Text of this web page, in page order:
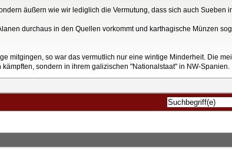
äußern wie wir lediglich die Vermutung, dass sich auch Sueben
durchaus in den Quellen vorkommt und karthagische Münzen
mitgingen, so war das vermutlich nur eine wintige Minderheit. Die
sondern in ihrem galizischen "Nationalstaat" in NW-Spanien.